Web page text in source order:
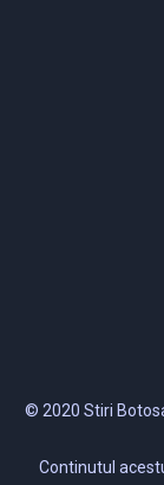
© 2020 Stiri
Continutul